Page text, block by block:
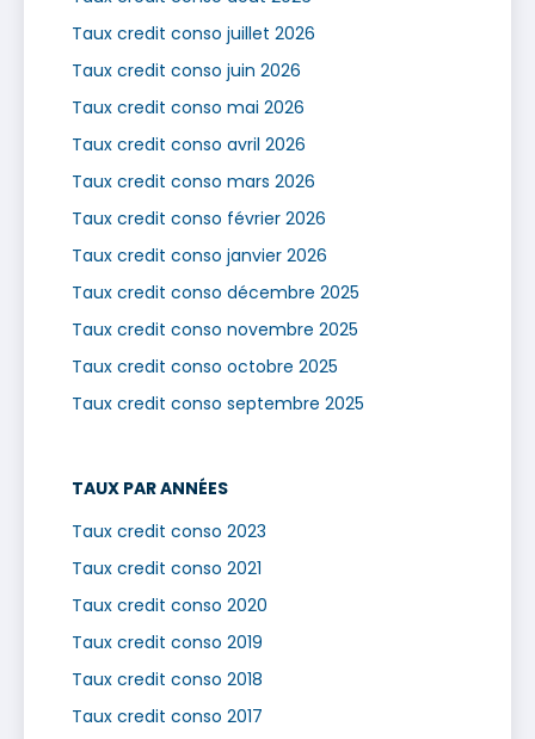
Taux credit conso juillet 2026
Taux credit conso juin 2026
Taux credit conso mai 2026
Taux credit conso avril 2026
Taux credit conso mars 2026
Taux credit conso février 2026
Taux credit conso janvier 2026
Taux credit conso décembre 2025
Taux credit conso novembre 2025
Taux credit conso octobre 2025
Taux credit conso septembre 2025
TAUX PAR ANNÉES
Taux credit conso 2023
Taux credit conso 2021
Taux credit conso 2020
Taux credit conso 2019
Taux credit conso 2018
Taux credit conso 2017